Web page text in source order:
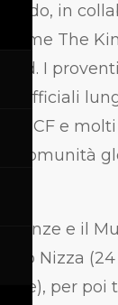
in
come The
I
ufficiali
CF e
comunità
e il
Nizza
per poi